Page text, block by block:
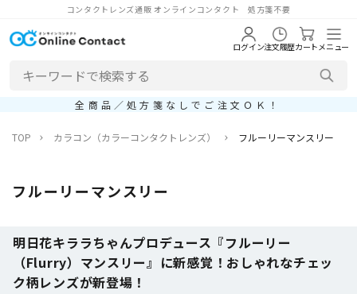
コンタクトレンズ通販 オンラインコンタクト 処方箋不要
ログイン注文履歴カートメニュー
全商品／処方箋なしでご注文ＯＫ！
TOP カラコン（カラーコンタクトレンズ） フルーリーマンスリー
フルーリーマンスリー
明日花キララちゃんプロデュース『フルーリー
（Flurry）マンスリー』に新感覚！おしゃれなチェッ
ク柄レンズが新登場！